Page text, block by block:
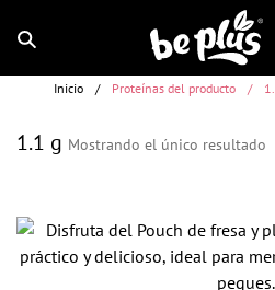
Inicio / Proteínas del producto /
1.1 g Mostrando el único resultado